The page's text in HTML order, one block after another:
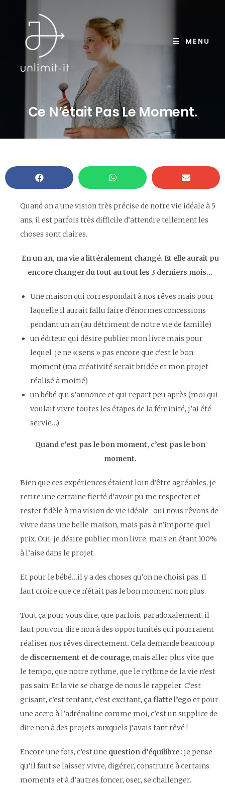
MENU
Ce N’était Pas Le Moment.
Quand on a une vision très précise de notre vie idéale à 5
ans, il est parfois très difficile d’attendre tellement les
choses sont claires.
En un an, ma vie a littéralement changé. Et elle aurait pu
encore changer du tout au tout les 3 derniers mois…
Une maison qui correspondait à nos rêves mais pour
laquelle il aurait fallu faire d’énormes concessions
pendant un an (au détriment de notre vie de famille)
un éditeur qui désire publier mon livre mais pour
lequel je ne « sens » pas encore que c’est le bon
moment (ma créativité serait bridée et mon projet
réalisé à moitié)
un bébé qui s’annonce et qui repart peu après (moi qui
voulait vivre toutes les étapes de la féminité, j’ai été
servie…)
Quand c’est pas le bon moment, c’est pas le bon
moment.
Bien que ces expériences étaient loin d’être agréables, je
retire une certaine fierté d’avoir pu me respecter et
rester fidèle à ma vision de vie idéale : oui nous rêvons de
vivre dans une belle maison, mais pas à n’importe quel
prix. Oui, je désire publier mon livre, mais en étant 100%
à l’aise dans le projet.
Et pour le bébé…il y a des choses qu’on ne choisi pas. Il
faut croire que ce n’était pas le bon moment non plus.
Tout ça pour vous dire, que parfois, paradoxalement, il
faut pouvoir dire non à des opportunités qui pourraient
réaliser nos rêves directement. Cela demande beaucoup
de discernement et de courage, mais aller plus vite que
le tempo, que notre rythme, que le rythme de la vie n’est
pas sain. Et la vie se charge de nous le rappeler. C’est
grisant, c’est tentant, c’est excitant, ça flatte l’ego et pour
une accro à l’adrénaline comme moi, c’est un supplice de
dire non à des projets auxquels j’avais tant rêvé !
Encore une fois, c’est une question d’équilibre: je pense
qu’il faut se laisser vivre, digérer, construire à certains
moments et à d’autres foncer, oser, se challenger.